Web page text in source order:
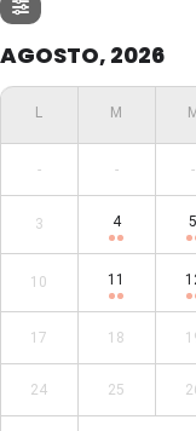
AGOSTO, 2026
- - -
3 4 5
10 11
17 18
24 25